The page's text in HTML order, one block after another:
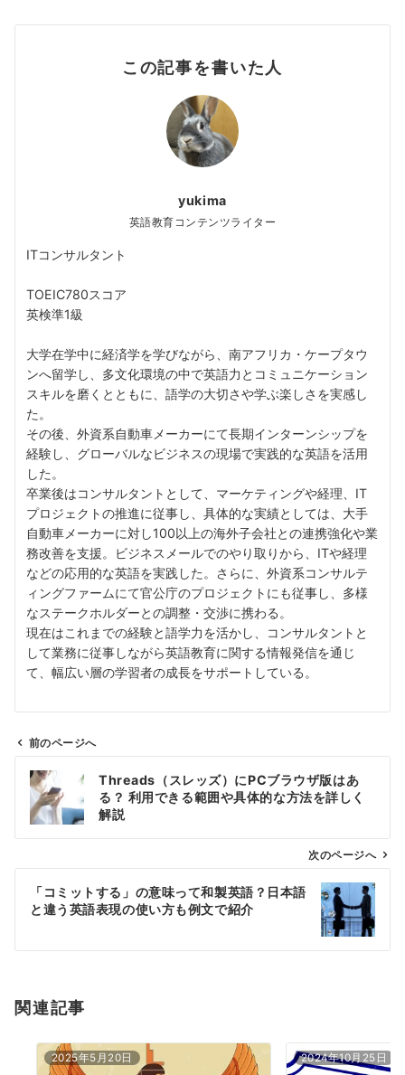
この記事を書いた人
yukima
英語教育コンテンツライター
ITコンサルタント
TOEIC780スコア
英検準1級
大学在学中に経済学を学びながら、南アフリカ・ケープタウ
ンへ留学し、多文化環境の中で英語力とコミュニケーション
スキルを磨くとともに、語学の大切さや学ぶ楽しさを実感し
た。
その後、外資系自動車メーカーにて長期インターンシップを
経験し、グローバルなビジネスの現場で実践的な英語を活用
した。
卒業後はコンサルタントとして、マーケティングや経理、IT
プロジェクトの推進に従事し、具体的な実績としては、大手
自動車メーカーに対し100以上の海外子会社との連携強化や業
務改善を支援。ビジネスメールでのやり取りから、ITや経理
などの応用的な英語を実践した。さらに、外資系コンサルテ
ィングファームにて官公庁のプロジェクトにも従事し、多様
なステークホルダーとの調整・交渉に携わる。
現在はこれまでの経験と語学力を活かし、コンサルタントと
して業務に従事しながら英語教育に関する情報発信を通じ
て、幅広い層の学習者の成長をサポートしている。
ン
前のページへ
Threads（スレッズ）にPCブラウザ版はあ
る？ 利用できる範囲や具体的な方法を詳しく
解説
次のページへ
「コミットする」の意味って和製英語？日本語
と違う英語表現の使い方も例文で紹介
関連記事
2025年5月20日 2024年10月25日